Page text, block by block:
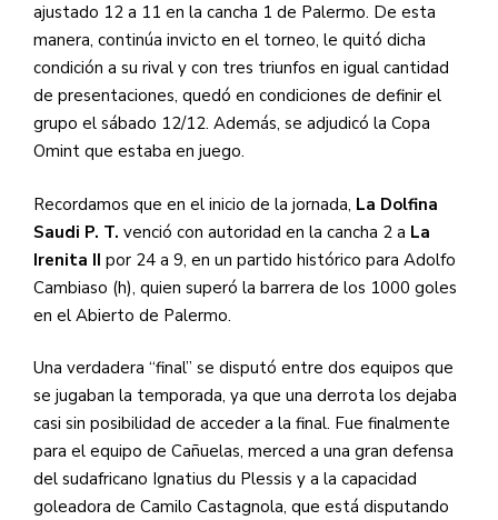
ajustado 12 a 11 en la cancha 1 de Palermo. De esta
manera, continúa invicto en el torneo, le quitó dicha
condición a su rival y con tres triunfos en igual cantidad
de presentaciones, quedó en condiciones de definir el
grupo el sábado 12/12. Además, se adjudicó la Copa
Omint que estaba en juego.
Recordamos que en el inicio de la jornada, La Dolfina
Saudi P. T. venció con autoridad en la cancha 2 a La
Irenita II por 24 a 9, en un partido histórico para Adolfo
Cambiaso (h), quien superó la barrera de los 1000 goles
en el Abierto de Palermo.
Una verdadera “final” se disputó entre dos equipos que
se jugaban la temporada, ya que una derrota los dejaba
casi sin posibilidad de acceder a la final. Fue finalmente
para el equipo de Cañuelas, merced a una gran defensa
del sudafricano Ignatius du Plessis y a la capacidad
goleadora de Camilo Castagnola, que está disputando